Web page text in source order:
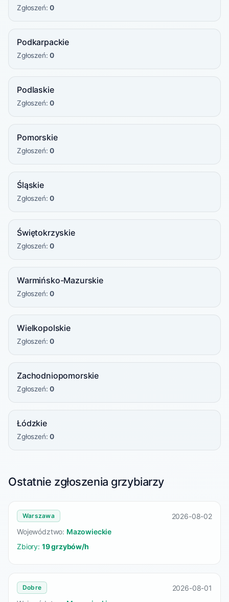
Zgłoszeń:0
Podkarpackie
Zgłoszeń:0
Podlaskie
Zgłoszeń:0
Pomorskie
Zgłoszeń:0
Śląskie
Zgłoszeń:0
Świętokrzyskie
Zgłoszeń:0
Warmińsko-Mazurskie
Zgłoszeń:0
Wielkopolskie
Zgłoszeń:0
Zachodniopomorskie
Zgłoszeń:0
Łódzkie
Zgłoszeń:0
Ostatnie zgłoszenia grzybiarzy
Warszawa
2026-08-02
Województwo: Mazowieckie
Zbiory: 19 grzybów/h
Dobre
2026-08-01